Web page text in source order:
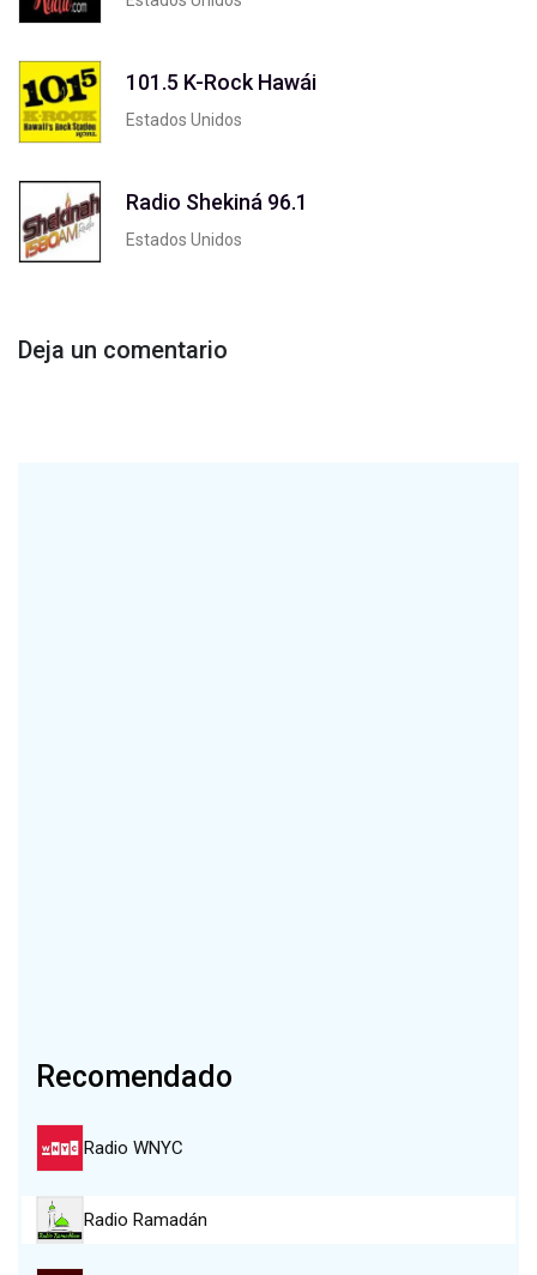
101.5 K-Rock Hawái
Estados Unidos
Radio Shekiná 96.1
Estados Unidos
Deja un comentario
Recomendado
Radio WNYC
Radio Ramadán